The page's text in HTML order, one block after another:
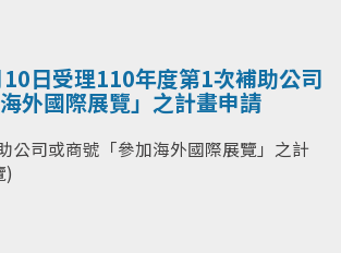
日受理110年度第1次補助公司
外國際展覽」之計畫申請
公司或商號「參加海外國際展覽」之計
)